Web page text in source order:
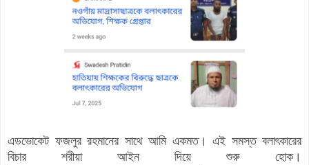
এডভোকেট ফজলুর রহমানের সাথে আমি একমত। এই সমস্ত বলাৎকারের
বিচার শরীয়া আইন দিয়ে শুরু হোক।